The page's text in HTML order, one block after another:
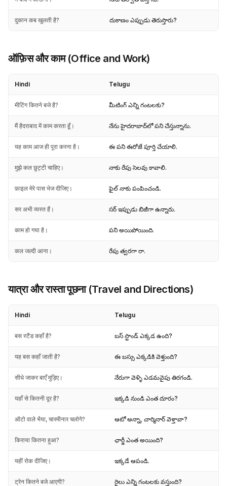
दुकान कब खुलती है? దుకాణం ఎప్పుడు తెరుస్తారు?
ऑफ़िस और काम (Office and Work)
Hindi Telugu
मीटिंग कितने बजे है? మీటింగ్ ఎన్ని గంటలకు?
मैं हैदराबाद में काम करता हूँ। నేను హైదరాబాద్‌లో పని చేస్తున్నాను.
यह काम आज ही पूरा करना है। ఈ పని ఈరోజే పూర్తి చేయాలి.
मुझे कल छुट्टी चाहिए। నాకు రేపు సెలవు కావాలి.
फ़ाइल मेरे पास भेज दीजिए। ఫైల్ నాకు పంపించండి.
सर अभी व्यस्त हैं। సర్ ఇప్పుడు బిజీగా ఉన్నారు.
काम हो गया है। పని అయిపోయింది.
कल जल्दी आना। రేపు త్వరగా రా.
यात्रा और रास्ता पूछना (Travel and Directions)
Hindi Telugu
बस स्टैंड कहाँ है? బస్ స్టాండ్ ఎక్కడ ఉంది?
यह बस कहाँ जाती है? ఈ బస్సు ఎక్కడికి వెళ్తుంది?
सीधे जाकर बाएँ मुड़िए। నేరుగా వెళ్ళి ఎడమవైపు తిరగండి.
यहाँ से कितनी दूर है? ఇక్కడి నుండి ఎంత దూరం?
ऑटो वाले भैया, चारमीनार चलोगे? ఆటో అన్నా, చార్మినార్ వెళ్తావా?
किराया कितना हुआ? ఛార్జీ ఎంత అయింది?
यहीं रोक दीजिए। ఇక్కడే ఆపండి.
ट्रेन कितने बजे आएगी? రైలు ఎన్ని గంటలకు వస్తుంది?